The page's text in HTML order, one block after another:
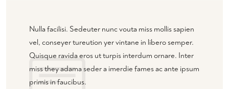
Nulla facilisi. Sedeuter nunc vouta miss mollis sapien
vel, conseyer tureution yer vintane in libero semper.
Quisque ravida eros ut turpis interdum ornare. Inter
miss they adama seder a imerdie fames ac ante ipsum
primis in faucibus.